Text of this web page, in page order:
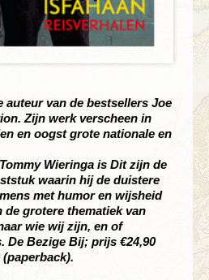
auteur van de bestsellers Joe
Zijn werk verscheen in
en oogst grote nationale en
Wieringa is Dit zijn de
waarin hij de duistere
met humor en wijsheid
de grotere thematiek van
wie wij zijn, en of
De Bezige Bij; prijs €24,90